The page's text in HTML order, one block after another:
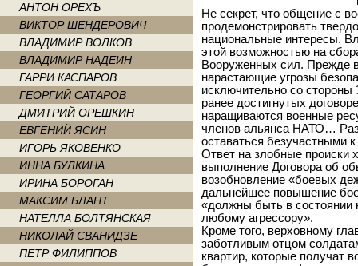
АНТОН ОРЕХЪ
ВИКТОР ШЕНДЕРОВИЧ
ВЛАДИМИР ВОЛКОВ
ВЛАДИМИР НАДЕИН
ГАРРИ КАСПАРОВ
ГЕОРГИЙ САТАРОВ
ДМИТРИЙ ОРЕШКИН
ЕВГЕНИЙ ЯСИН
ИГОРЬ ЯКОВЕНКО
ИННА БУЛКИНА
ИРИНА БОРОГАН
МАКСИМ БЛАНТ
НАТЕЛЛА БОЛТЯНСКАЯ
НИКОЛАЙ СВАНИДЗЕ
ПЕТР ФИЛИППОВ
Не секрет, что общение с
продемонстрировать
национальные интересы.
этой возможностью на
Вооруженных cил. Прежде
нарастающие угрозы
исключительно со
ранее достигнутых
наращиваются военные
членов альянса НАТО…
оставаться безучастными
Ответ на злобные происки
выполнение Договора об
возобновление «боевых
дальнейшее повышение
«должны быть в состоянии
любому агрессору».
Кроме того, верховному
заботливым отцом
квартир, которые получат